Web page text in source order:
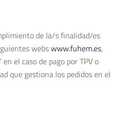
de la/s finalidad/es
webswww.fuhem.es,
el caso de pago por TPV o
que gestiona los pedidos en el